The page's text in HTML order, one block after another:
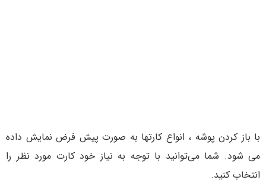
با باز کردن پوشه ، انواع کارتها به صورت پیش فرض نمایش داده
می شود. شما می‌توانید با توجه به نیاز خود کارت مورد نظر را
انتخاب کنید.